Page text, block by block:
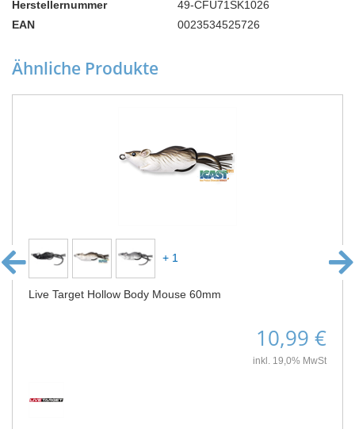
Herstellernummer
49-CFU71SK1026
EAN
0023534525726
Ähnliche Produkte
+ 1
Live Target Hollow Body Mouse 60mm
10,99 €
inkl. 19,0% MwSt